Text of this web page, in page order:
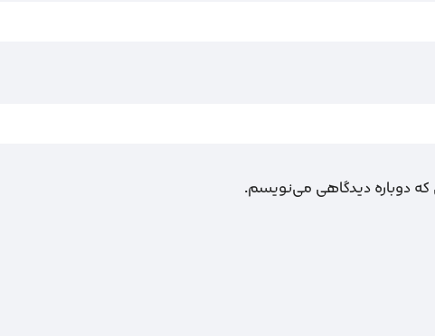
که دوباره دیدگاهی می‌نویسم.